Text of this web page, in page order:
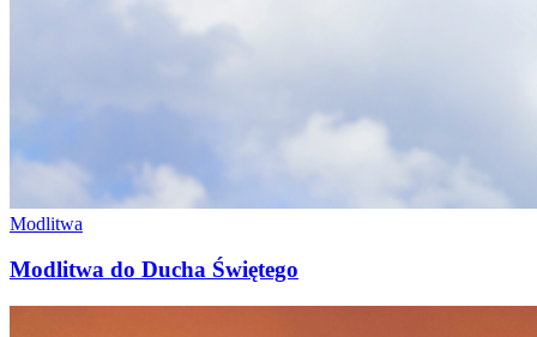
Modlitwa
Modlitwa do Ducha Świętego